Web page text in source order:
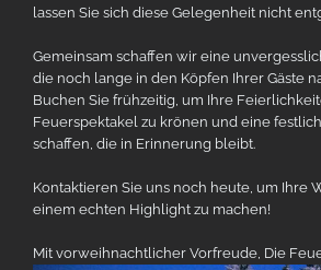
lassen Sie sich diese Gelegenheit nicht
Gemeinsam schaffen wir eine
die noch lange in den Köpfen Ihrer Gäste
Buchen Sie frühzeitig, um Ihre
Feuerspektakel zu krönen und eine
schaffen, die in Erinnerung bleibt.
Kontaktieren Sie uns noch heute, um Ihre
einem echten Highlight zu machen!
Mit vorweihnachtlicher Vorfreude, Die